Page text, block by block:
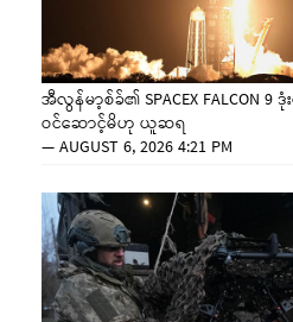
အီလွန်မာ့စ်ခ်၏ SPACEX FALCON
ဝင်ဆောင့်မိဟု ယူဆရ
—AUGUST 6, 2026 4:21 PM